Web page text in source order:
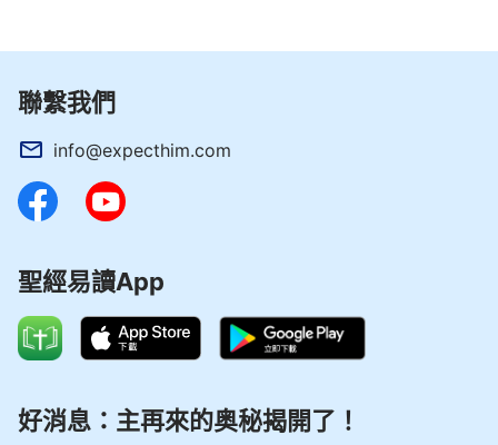
的成熟是仇敵滅亡的預兆。神親臨大紅龍盤卧之地與
之「較量」，當所有的人都在肉身中認識神，能在肉
身中看見看見神的作為時，大紅龍的巢穴也就隨之而
歸于烏有、化為灰燼了。
聯繫我們
info@expecthim.com
聖經易讀App
好消息：主再來的奥秘揭開了！